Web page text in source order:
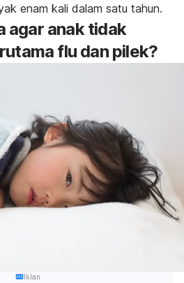
enam kali dalam satu tahun.
agar anak tidak
flu dan pilek?
Iklan